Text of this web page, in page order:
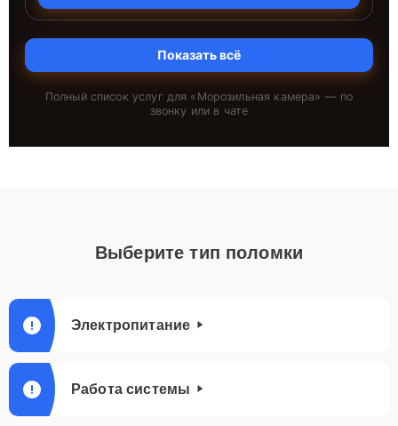
Показать всё
Полный список услуг для « Морозильная камера» — по
звонку или в чате
Выберите тип поломки
Электропитание
Работа системы